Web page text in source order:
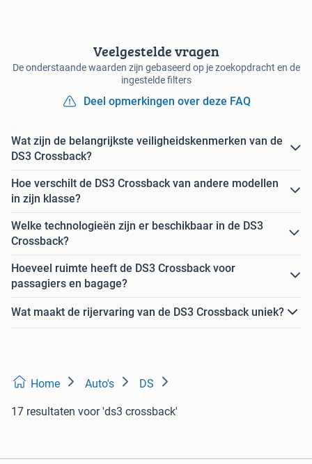
Veelgestelde vragen
De onderstaande waarden zijn gebaseerd op je zoekopdracht en de
ingestelde filters
Deel opmerkingen over deze FAQ
Wat zijn de belangrijkste veiligheidskenmerken van de
DS3 Crossback?
Hoe verschilt de DS3 Crossback van andere modellen
in zijn klasse?
Welke technologieën zijn er beschikbaar in de DS3
Crossback?
Hoeveel ruimte heeft de DS3 Crossback voor
passagiers en bagage?
Wat maakt de rijervaring van de DS3 Crossback uniek?
Home Auto's DS
17 resultaten voor 'ds3 crossback'